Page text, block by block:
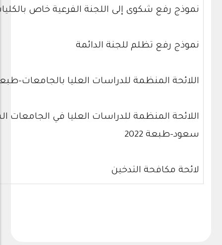
نموذج رفع شكوى إلى اللجنة الفرعية خاص
نموذج رفع تظلم للجنة الدائمة
اللائحة المنظمة للدراسات العليا بالجامعات-طبعة
اللائحة المنظمة للدراسات العليا في الجامعات
سعود-طبعة 2022
لائحة مكافحة التدخين